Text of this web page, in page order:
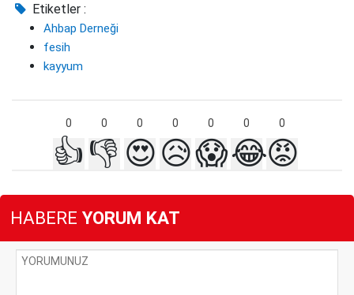
Etiketler :
Ahbap Derneği
fesih
kayyum
0 0 0 0 0 0 0
👍 👎 😍😥😱😂😡
HABERE YORUM KAT